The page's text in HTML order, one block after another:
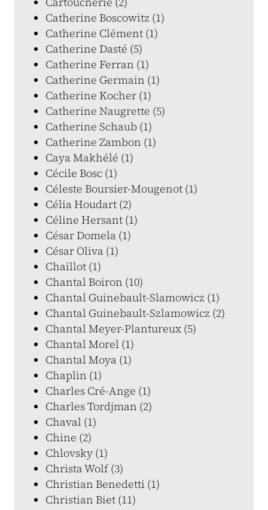
Catherine Boscowitz (1)
Catherine Clément (1)
Catherine Dasté (5)
Catherine Ferran (1)
Catherine Germain (1)
Catherine Kocher (1)
Catherine Naugrette (5)
Catherine Schaub (1)
Catherine Zambon (1)
Caya Makhélé (1)
Cécile Bosc (1)
Céleste Boursier-Mougenot (1)
Célia Houdart (2)
Céline Hersant (1)
César Domela (1)
César Oliva (1)
Chaillot (1)
Chantal Boiron (10)
Chantal Guinebault-Slamowicz (1)
Chantal Guinebault-Szlamowicz (2)
Chantal Meyer-Plantureux (5)
Chantal Morel (1)
Chantal Moya (1)
Chaplin (1)
Charles Cré-Ange (1)
Charles Tordjman (2)
Chaval (1)
Chine (2)
Chlovsky (1)
Christa Wolf (3)
Christian Benedetti (1)
Christian Biet (11)